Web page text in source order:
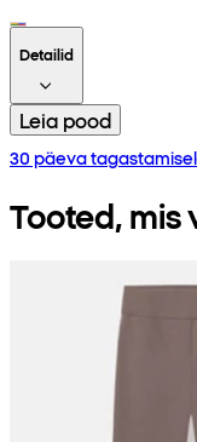
Detailid
Leia pood
30 päeva
Tooted, mis